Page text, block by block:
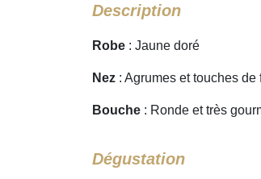
Description
Robe : Jaune doré
Nez : Agrumes et touches
Bouche : Ronde et très
Dégustation